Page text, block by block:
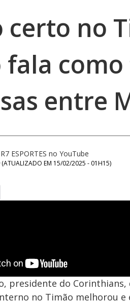
certo no
fala
entre
ESPORTES no YouTube
(ATUALIZADO EM 15/02/2025 - 01H15)
presidente do Corinthians,
no Timão melhorou